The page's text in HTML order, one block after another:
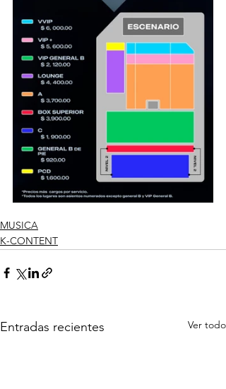
MUSICA
K-CONTENT
Entradas recientes Ver todo